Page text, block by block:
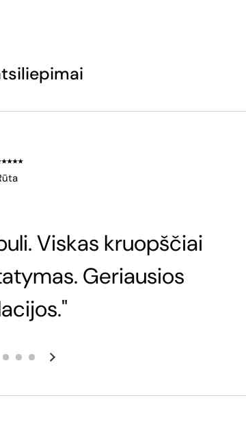
Viskas kruopščiai
Geriausios
Kita skaidrė